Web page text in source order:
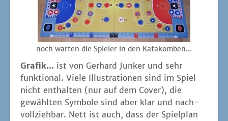
noch war­ten die Spie­ler in den Katakomben...
Gra­fik... ist von Ger­hard Jun­ker und sehr
funk­tio­nal. Vie­le Illus­tra­tio­nen sind im Spiel
nicht ent­hal­ten (nur auf dem Cover), die
gewähl­ten Sym­bo­le sind aber klar und nach­
voll­zieh­bar. Nett ist auch, dass der Spiel­plan